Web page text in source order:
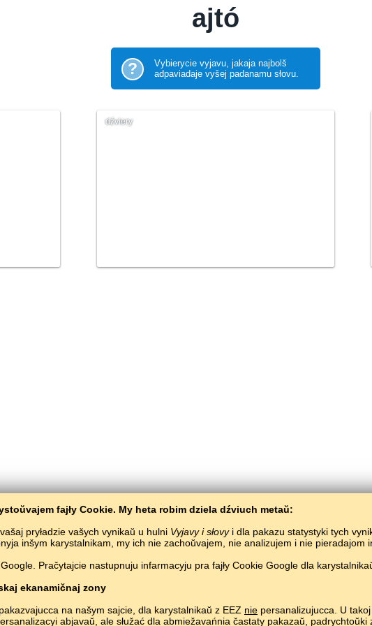
fajły Cookie. My heta robim dziela dźviuch metaŭ:
pryładzie vašych vynikaŭ u hulni Vyjavy i słovyi dla pakazu statystyki tych
inšym karystalnikam, my ich nie zachoŭvajem, nie analizujem i nie pieradajom
Pračytajcie nastupnuju infarmacyju pra fajły Cookie Google dla
ekanamičnaj zony
na našym sajcie, dla karystalnikaŭ z EEZ nie persanalizujucca. U
abjavaŭ, ale słužać dla abmiežavańnia častaty pakazaŭ,
ajtó
?
Vybierycie vyjavu, jakaja najbolš
adpaviadaje vyšej padanamu słovu.
dźviery
Bałta­Słaŭ / Vyjavy i słovy/ Vuhorskaja mova ŭ malunkach
Copyright © 2015–2025 BALTOSLAV.